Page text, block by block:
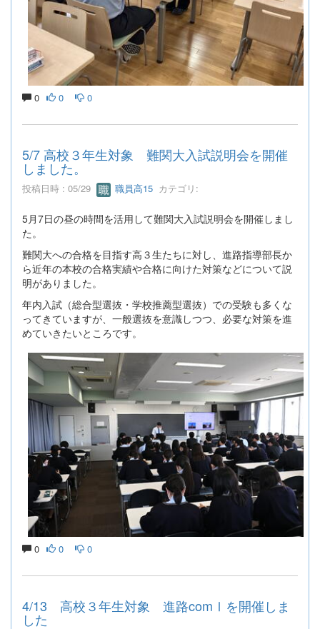
0 0 0
5/7 高校３年生対象 難関大入試説明会を開催
しました。
投稿日時 : 05/29 職員高15 カテゴリ:
5月7日の昼の時間を活用して難関大入試説明会を開催しまし
た。
難関大への合格を目指す高３生たちに対し、進路指導部長か
ら近年の本校の合格実績や合格に向けた対策などについて説
明がありました。
年内入試（総合型選抜・学校推薦型選抜）での受験も多くな
ってきていますが、一般選抜を意識しつつ、必要な対策を進
めていきたいところです。
0 0 0
4/13 高校３年生対象 進路comⅠを開催しま
した